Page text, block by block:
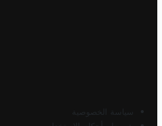
سياسة الخصوصية